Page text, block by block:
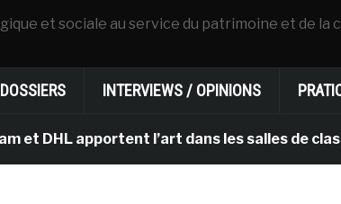
et sociale au service du patrimoine et de la
DOSSIERS INTERVIEWS / OPINIONS
apportent l’art dans les salles de classe